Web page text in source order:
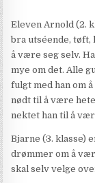
Eleven Arnold (2.
bra utséende,
å være seg selv.
mye om det. Alle
fulgt med han om
nødt til å være
nektet han til å
Bjarne (3. klasse)
drømmer om å
skal selv velge